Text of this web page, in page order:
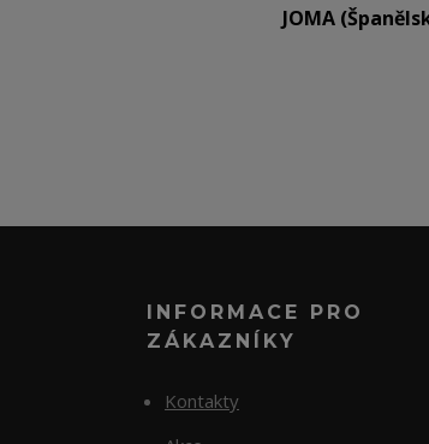
JOMA
INFORMACE PRO
ZÁKAZNÍKY
Kontakty